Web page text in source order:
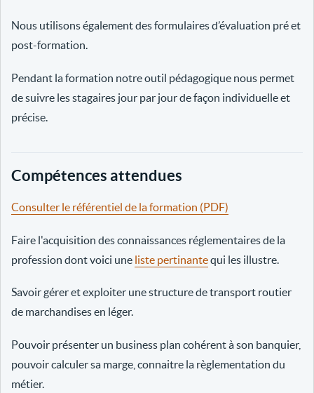
Nous utilisons également des formulaires d’évaluation pré et
post-formation.
Pendant la formation notre outil pédagogique nous permet
de suivre les stagaires jour par jour de façon individuelle et
précise.
Compétences attendues
Consulter le référentiel de la formation (PDF)
Faire l'acquisition des connaissances réglementaires de la
profession dont voici une liste pertinantequi les illustre.
Savoir gérer et exploiter une structure de transport routier
de marchandises en léger.
Pouvoir présenter un business plan cohérent à son banquier,
pouvoir calculer sa marge, connaitre la règlementation du
métier.